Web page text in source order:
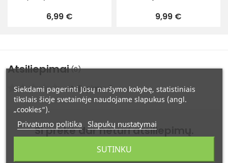
6,99 € 9,99 €
Atsiliepimai(0)
Atsiliepimų: 0
Ši prekė dar neturi atsiliepimų.
Būkite pirmas - įvertinkite šią
prekę!
Siekdami pagerinti Jūsų naršymo kokybę, statistiniais
tikslais šioje svetainėje naudojame slapukus (angl.
„cookies“).
Privatumo politika Slapukų nustatymai
SUTINKU